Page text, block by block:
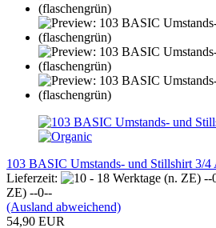
103 BASIC Umstands- und Stillshirt 3/4
Lieferzeit:
ZE) --0--
(Ausland abweichend)
54,90 EUR